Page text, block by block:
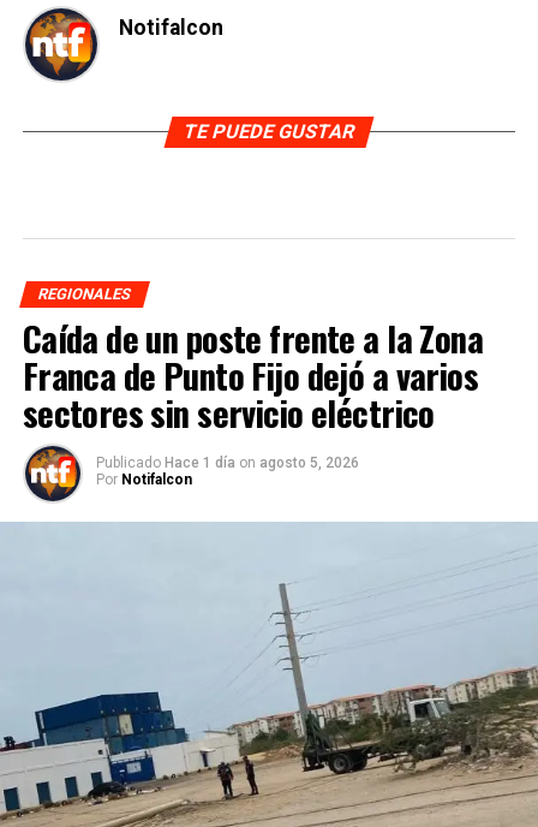
Notifalcon
TE PUEDE GUSTAR
REGIONALES
Caída de un poste frente a la Zona
Franca de Punto Fijo dejó a varios
sectores sin servicio eléctrico
Publicado Hace 1 día on agosto 5, 2026
Por Notifalcon